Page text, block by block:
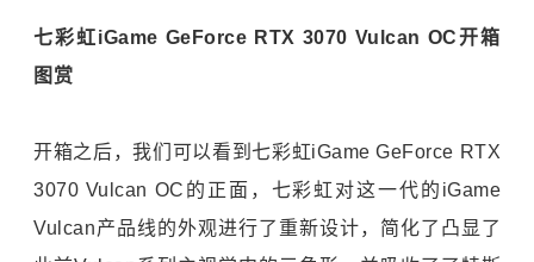
七彩虹iGame GeForce RTX 3070 Vulcan OC开箱
图赏
开箱之后，我们可以看到七彩虹iGame GeForce RTX
3070 Vulcan OC的正面，七彩虹对这一代的iGame
Vulcan产品线的外观进行了重新设计，简化了凸显了